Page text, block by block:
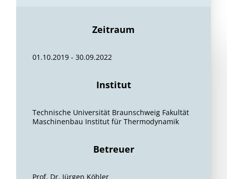
Zeitraum
01.10.2019 - 30.09.2022
Institut
Technische Universität Braunschweig Fakultät
Maschinenbau Institut für Thermodynamik
Betreuer
Prof. Dr. Jürgen Köhler